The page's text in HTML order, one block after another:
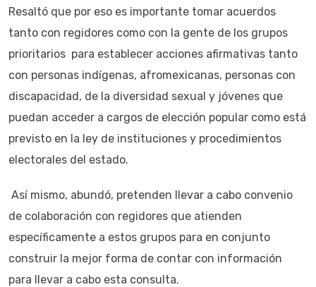
Resaltó que por eso es importante tomar acuerdos
tanto con regidores como con la gente de los grupos
prioritarios para establecer acciones afirmativas tanto
con personas indígenas, afromexicanas, personas con
discapacidad, de la diversidad sexual y jóvenes que
puedan acceder a cargos de elección popular como está
previsto en la ley de instituciones y procedimientos
electorales del estado.
Así mismo, abundó, pretenden llevar a cabo convenio
de colaboración con regidores que atienden
específicamente a estos grupos para en conjunto
construir la mejor forma de contar con información
para llevar a cabo esta consulta.